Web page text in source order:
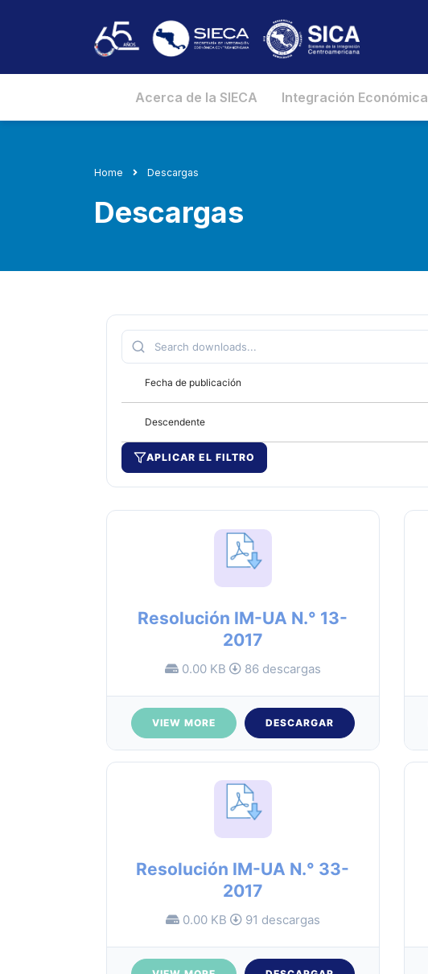
Acerca de la SIECA Integración Económica
Home Descargas
Descargas
Fecha de publicación
Descendente
APLICAR EL FILTRO
Resolución IM-UA N.° 13-
2017
0.00 KB 86 descargas
VIEW MORE DESCARGAR
Resolución IM-UA N.° 33-
2017
0.00 KB 91 descargas